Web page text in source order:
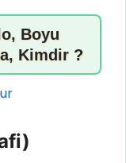
Boyu
Kimdir ?